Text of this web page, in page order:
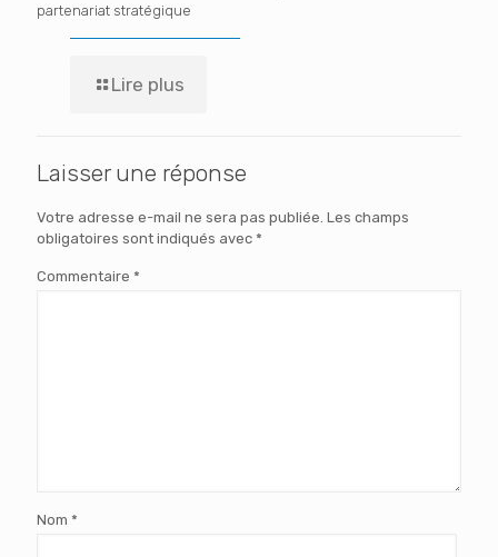
partenariat stratégique
Lire plus
Laisser une réponse
Votre adresse e-mail ne sera pas publiée. Les champs
obligatoires sont indiqués avec *
Commentaire *
Nom *